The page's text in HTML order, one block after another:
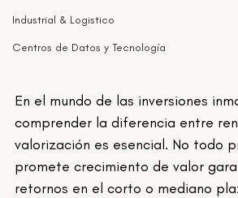
Industrial & Logistico
Centros de Datos y Tecnología
En el mundo de las inversiones
comprender la diferencia entre
valorización es esencial. No todo
promete crecimiento de valor
retornos en el corto o mediano